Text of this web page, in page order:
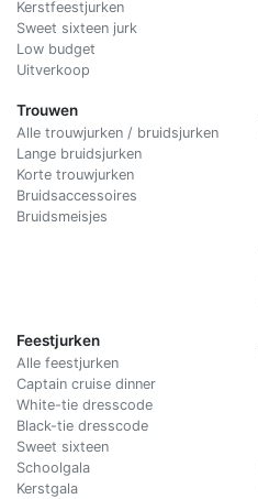
Kerstfeestjurken
Sweet sixteen jurk
Low budget
Uitverkoop
Trouwen
Alle trouwjurken / bruidsjurken
Lange bruidsjurken
Korte trouwjurken
Bruidsaccessoires
Bruidsmeisjes
Feestjurken
Alle feestjurken
Captain cruise dinner
White-tie dresscode
Black-tie dresscode
Sweet sixteen
Schoolgala
Kerstgala